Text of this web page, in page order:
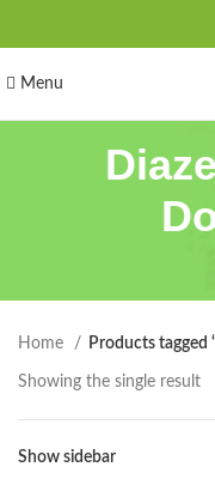
Menu
Home Products tagged
Showing the single result
Show sidebar